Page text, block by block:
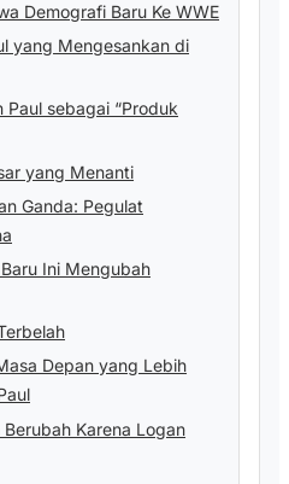
Demografi Baru Ke WWE
yang Mengesankan di
Paul sebagai “Produk
yang Menanti
Ganda: Pegulat
Ini Mengubah
Depan yang Lebih
Karena Logan